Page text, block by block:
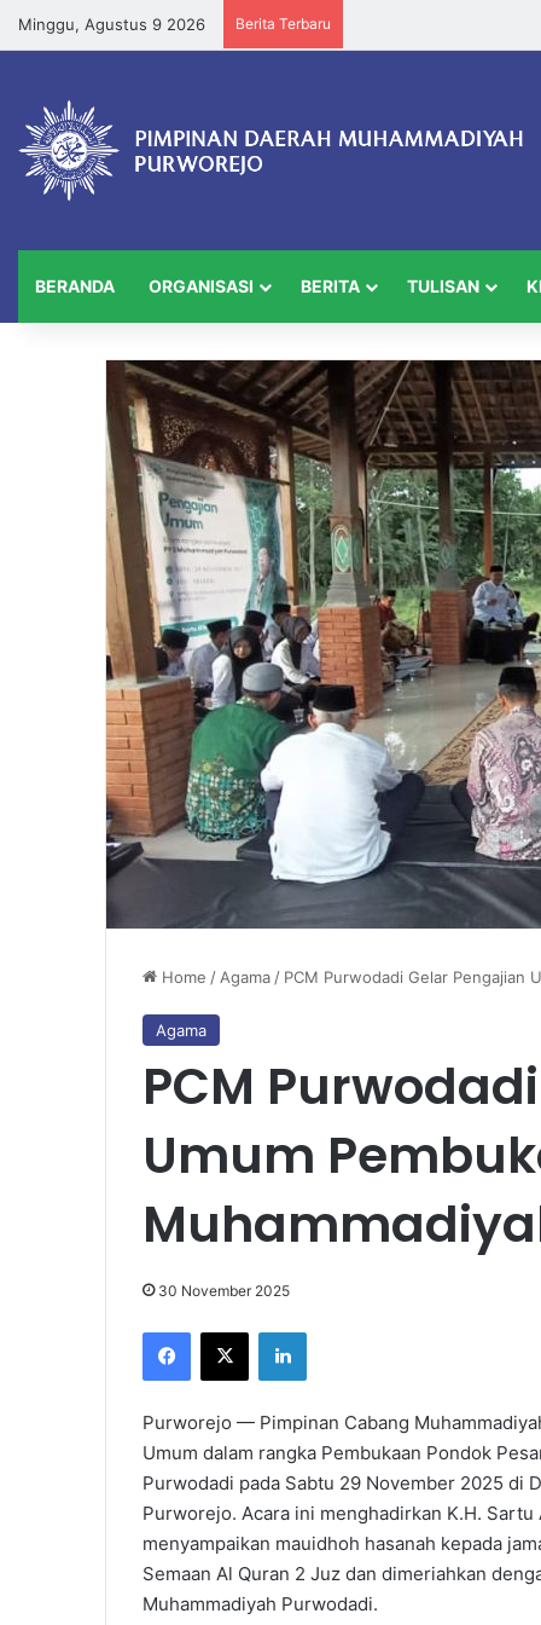
Minggu, Agustus 9 2026 Berita Terbaru
BERANDA ORGANISASI BERITA TULISAN
Home / Agama / PCM Purwodadi Gelar Pengajian
Agama
PCM
Umum
30 November 2025
Facebook
X LinkedIn
Purworejo — Pimpinan Cabang
Umum dalam rangka Pembukaan Pondok
Purwodadi pada Sabtu 29 November 2025 di
Purworejo. Acara ini menghadirkan K.H.
menyampaikan mauidhoh hasanah kepada
Semaan Al Quran 2 Juz dan dimeriahkan
Muhammadiyah Purwodadi.